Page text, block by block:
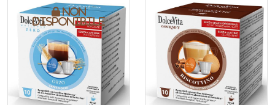
Non
disponibile